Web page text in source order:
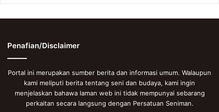
Penafian/Disclaimer
Portal ini merupakan sumber berita dan informasi umum. Walaupun
kami meliputi berita tentang seni dan budaya, kami ingin
menjelaskan bahawa laman web ini tidak mempunyai sebarang
perkaitan secara langsung dengan Persatuan Seniman.